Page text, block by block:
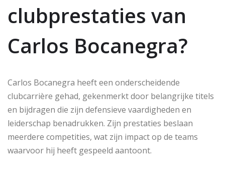
clubprestaties van
Carlos Bocanegra?
Carlos Bocanegra heeft een onderscheidende
clubcarrière gehad, gekenmerkt door belangrijke titels
en bijdragen die zijn defensieve vaardigheden en
leiderschap benadrukken. Zijn prestaties beslaan
meerdere competities, wat zijn impact op de teams
waarvoor hij heeft gespeeld aantoont.